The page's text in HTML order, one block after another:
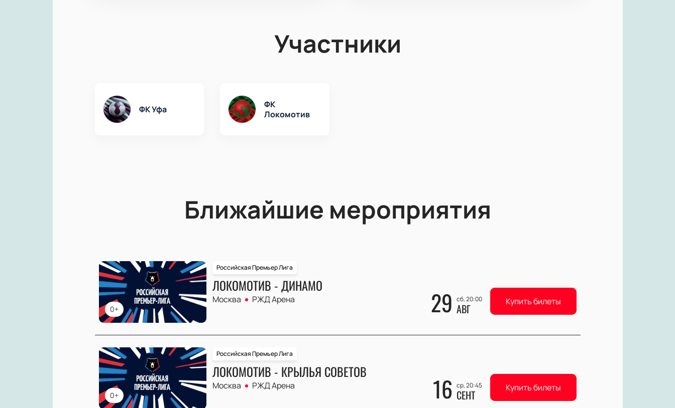
Участники
ФК Уфа
ФК
Локомотив
Ближайшие мероприятия
0+
Российская Премьер Лига
ЛОКОМОТИВ - ДИНАМО
Москва РЖД Арена 29 сб, 20:00
АВГ Купить билеты
0+
Российская Премьер Лига
ЛОКОМОТИВ - КРЫЛЬЯ СОВЕТОВ
Москва РЖД Арена 16 ср, 20:45
СЕНТ Купить билеты